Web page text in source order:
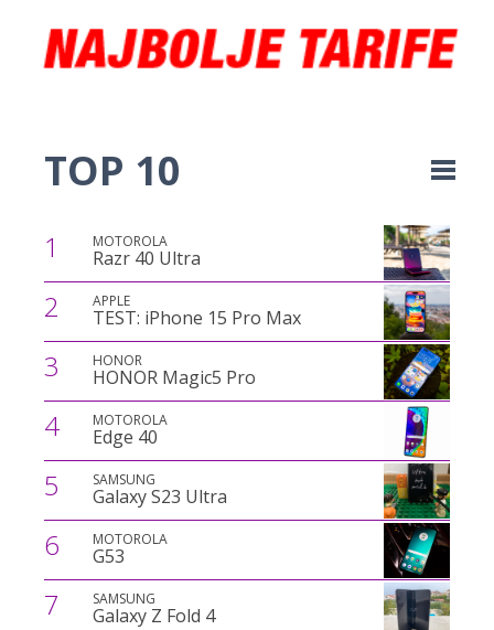
TOP 10
1 MOTOROLA
Razr 40 Ultra
2 APPLE
TEST: iPhone 15 Pro Max
3 HONOR
HONOR Magic5 Pro
4 MOTOROLA
Edge 40
5 SAMSUNG
Galaxy S23 Ultra
6 MOTOROLA
G53
7 SAMSUNG
Galaxy Z Fold 4